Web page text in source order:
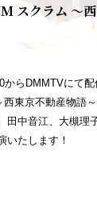
スクラム ～
からDMMTVにて
東京不動産物語～
田中音江、大槻理
いたします！